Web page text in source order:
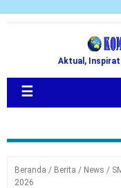
Aktual,
☰
Beranda / Berita / News /
2026